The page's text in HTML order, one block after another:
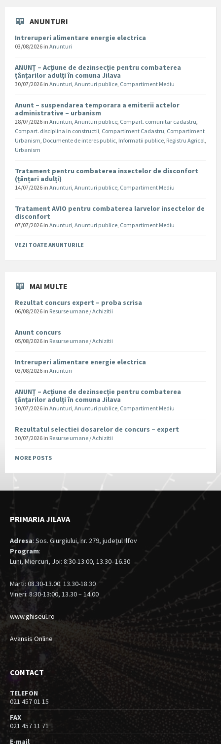
ANUNTURI
Intreruperi alimentare energie electrica
03/08/2026 in Anunturi
ANUNȚ – Acțiune de dezinsecție pentru combaterea
țânțarilor adulți în comuna Jilava
30/07/2026 in Anunturi, Anunturi publice, Compartiment Mediu
Anunt – suspendarea temporara a emiterii actelor
administrative – urbanism
28/07/2026 in Anunturi, Anunturi publice, Compart. comunitar cadastru,
Compart. disciplina in constructii, Compartiment Cadastru, Compartiment
Urbanism, Documente de interes public, Informatii publice, Registru Agricol,
Urbanism
Tratament pentru combaterea insectelor de disconfort
(țânțari adulți)
14/07/2026 in Anunturi, Anunturi publice, Compartiment Mediu
Tratament AVIO pentru combaterea larvelor insectelor de
disconfort
07/07/2026 in Anunturi, Anunturi publice, Compartiment Mediu
VEZI TOATE ANUNTURILE
MAI MULTE
Rezultat concurs expert – proba scrisa
06/08/2026 in Resurse umane / Achizitii
Anunt concurs
05/08/2026 in Resurse umane / Achizitii
Intreruperi alimentare energie electrica
03/08/2026 in Anunturi
ANUNȚ – Acțiune de dezinsecție pentru combaterea
țânțarilor adulți în comuna Jilava
30/07/2026 in Anunturi, Anunturi publice, Compartiment Mediu
Rezultatul selectiei dosarelor de concurs – expert
30/07/2026 in Resurse umane / Achizitii
MORE POSTS
PRIMARIA JILAVA
Adresa: Sos. Giurgiului, nr. 279, judeţul Ilfov
Program:
Luni, Miercuri, Joi: 8:30-13:00, 13.30- 16.30
Marti: 08.30-13.00. 13.30-18.30
Vineri: 8:30-13:00, 13.30 – 14.00
www.ghiseul.ro
Avansis Online
CONTACT
TELEFON
021 457 01 15
FAX
021 457 11 71
E-mail